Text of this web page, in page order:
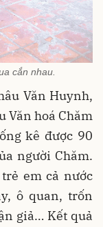
cắn nhau.
Văn Huynh,
Văn hoá Chăm
kê được 90
người Chăm.
em cả nước
ô quan, trốn
giả… Kết quả